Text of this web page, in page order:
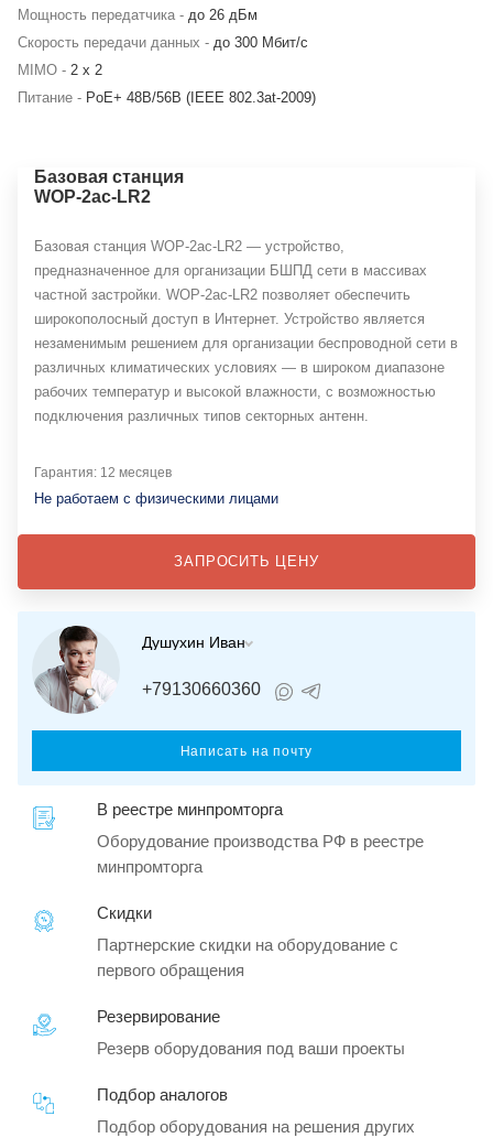
Мощность передатчика - до 26 дБм
Скорость передачи данных - до 300 Мбит/c
MIMO - 2 х 2
Питание - PoE+ 48В/56В (IEEE 802.3at-2009)
Базовая станция
WOP-2ac-LR2
Базовая станция WОP-2ac-LR2 — устройство,
предназначенное для организации БШПД сети в массивах
частной застройки. WOP-2ac-LR2 позволяет обеспечить
широкополосный доступ в Интернет. Устройство является
незаменимым решением для организации беспроводной сети в
различных климатических условиях — в широком диапазоне
рабочих температур и высокой влажности, с возможностью
подключения различных типов секторных антенн.
Гарантия: 12 месяцев
Не работаем с физическими лицами
ЗАПРОСИТЬ ЦЕНУ
Душухин Иван
+79130660360
Написать на почту
В реестре минпромторга
Оборудование производства РФ в реестре
минпромторга
Скидки
Партнерские скидки на оборудование с
первого обращения
Резервирование
Резерв оборудования под ваши проекты
Подбор аналогов
Подбор оборудования на решения других